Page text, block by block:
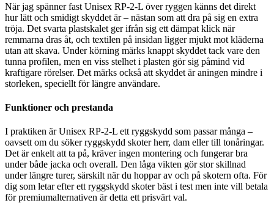
När jag spänner fast Unisex RP-2-L över ryggen känns det direkt
hur lätt och smidigt skyddet är – nästan som att dra på sig en extra
tröja. Det svarta plastskalet ger ifrån sig ett dämpat klick när
remmarna dras åt, och textilen på insidan ligger mjukt mot kläderna
utan att skava. Under körning märks knappt skyddet tack vare den
tunna profilen, men en viss stelhet i plasten gör sig påmind vid
kraftigare rörelser. Det märks också att skyddet är aningen mindre i
storleken, speciellt för längre användare.
Funktioner och prestanda
I praktiken är Unisex RP-2-L ett ryggskydd som passar många –
oavsett om du söker ryggskydd skoter herr, dam eller till tonåringar.
Det är enkelt att ta på, kräver ingen montering och fungerar bra
under både jacka och overall. Den låga vikten gör stor skillnad
under längre turer, särskilt när du hoppar av och på skotern ofta. För
dig som letar efter ett ryggskydd skoter bäst i test men inte vill betala
för premiumalternativen är detta ett prisvärt val.